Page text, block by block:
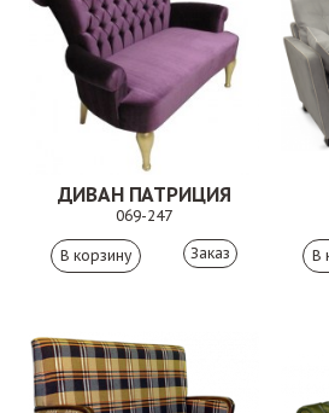
ДИВАН ПАТРИЦИЯ
069-247
Заказ